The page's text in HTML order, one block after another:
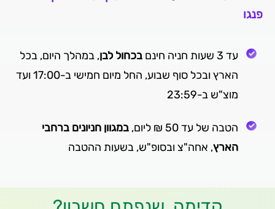
פנגו
עד 3 שעות חניה חינם בכחול לבן, במהלך היום, בכל
הארץ ובכל סוף שבוע, החל מיום חמישי ב-17:00 ועד
מוצ"ש ב-23:59
הטבה של עד 50 ₪ ליום,
במגוון חניונים ברחבי
הארץ, אחה"צ ובסופ"ש, בשעות ההטבה